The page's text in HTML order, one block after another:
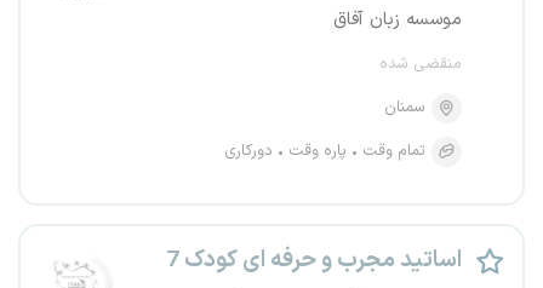
موسسه زبان آفاق
منقضی شده
سمنان
تمام وقت
پاره وقت دورکاری
اساتید مجرب و حرفه ای کودک 7